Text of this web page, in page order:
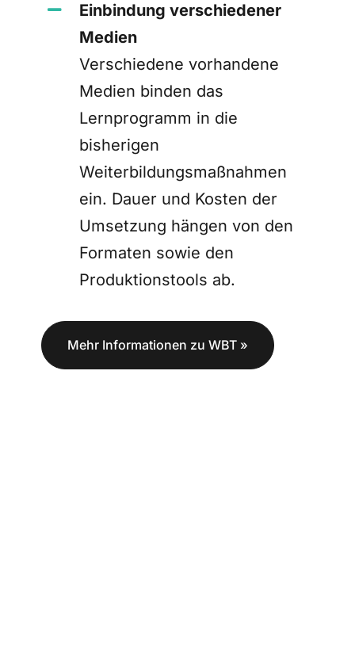
Einbindung verschiedener
Medien
Verschiedene vorhandene
Medien binden das
Lernprogramm in die
bisherigen
Weiterbildungsmaßnahmen
ein. Dauer und Kosten der
Umsetzung hängen von den
Formaten sowie den
Produktionstools ab.
Mehr Informationen zu WBT »